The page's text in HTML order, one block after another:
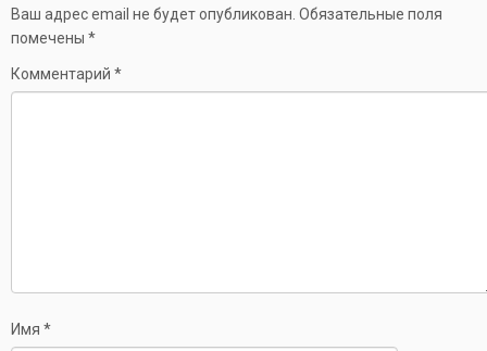
Ваш адрес email не будет опубликован. Обязательные поля
помечены *
Комментарий *
Имя *